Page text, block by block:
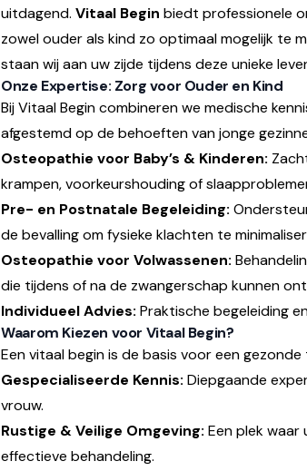
uitdagend.Vitaal Begin biedt professionele
zowel ouder als kind zo optimaal mogelijk te
staan wij aan uw zijde tijdens deze unieke
Onze Expertise: Zorg voor Ouder en Kind
Bij Vitaal Begin combineren we medische
afgestemd op de behoeften van jonge
Osteopathie voor Baby’s & Kinderen:
krampen, voorkeurshouding of
Pre- en Postnatale Begeleiding:
de bevalling om fysieke klachten te
Osteopathie voor Volwassenen:
die tijdens of na de zwangerschap kunnen
Individueel Advies: Praktische begeleiding
Waarom Kiezen voor Vitaal Begin?
Een vitaal begin is de basis voor een
Gespecialiseerde Kennis: Diepgaande
vrouw.
Rustige & Veilige Omgeving: Een plek waar
effectieve behandeling.